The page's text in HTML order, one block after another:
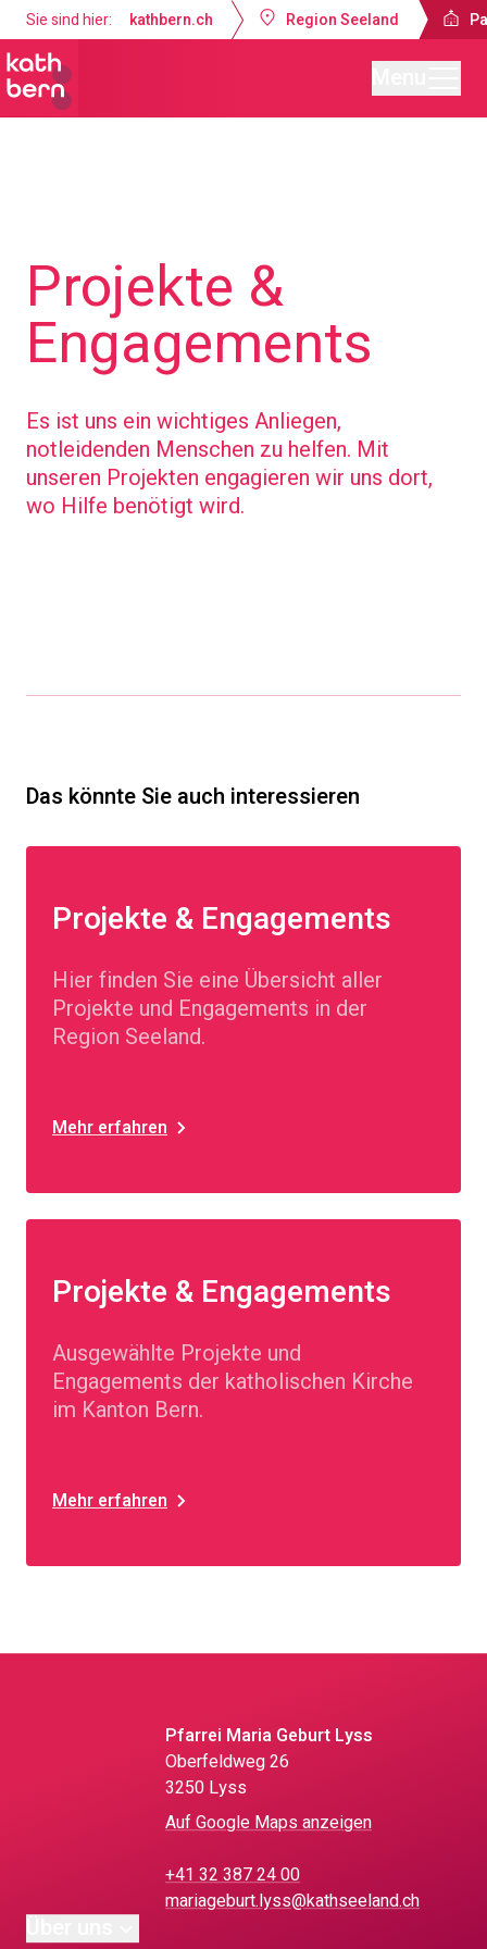
Sie sind hier: kathbern.ch Region Seeland
Projekte &
Engagements
Es ist uns ein wichtiges Anliegen,
notleidenden Menschen zu helfen. Mit
unseren Projekten engagieren wir uns dort,
wo Hilfe benötigt wird.
Das könnte Sie auch interessieren
Projekte & Engagements
Hier finden Sie eine Übersicht aller
Projekte und Engagements in der
Region Seeland.
Mehr erfahren
Projekte & Engagements
Ausgewählte Projekte und
Engagements der katholischen Kirche
im Kanton Bern.
Mehr erfahren
Pfarrei Maria Geburt Lyss
Oberfeldweg 26
3250 Lyss
Auf Google Maps anzeigen
+41 32 387 24 00
mariageburt.lyss@kathseeland.ch